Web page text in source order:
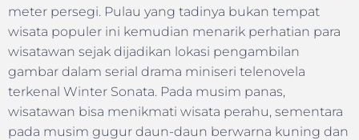
meter persegi. Pulau yang tadinya bukan tempat
wisata populer ini kemudian menarik perhatian para
wisatawan sejak dijadikan lokasi pengambilan
gambar dalam serial drama miniseri telenovela
terkenal Winter Sonata. Pada musim panas,
wisatawan bisa menikmati wisata perahu, sementara
pada musim gugur daun-daun berwarna kuning dan